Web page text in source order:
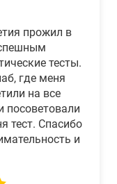
прожил в
тесты.
где меня
на все
посоветовали
тест. Спасибо
и